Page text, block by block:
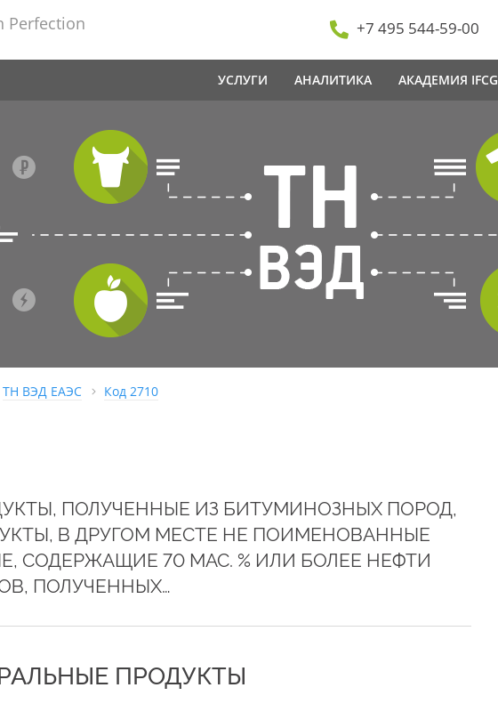
Perfection +7 495 544-59-00
УСЛУГИ АНАЛИТИКА АКАДЕМИЯ IFCG
ТН ВЭД ЕАЭС Код 2710
ПОЛУЧЕННЫЕ ИЗ БИТУМИНОЗНЫХ ПОРОД,
В ДРУГОМ МЕСТЕ НЕ ПОИМЕНОВАННЫЕ
СОДЕРЖАЩИЕ 70 МАС. % ИЛИ БОЛЕЕ НЕФТИ
ПОЛУЧЕННЫХ…
ПРОДУКТЫ